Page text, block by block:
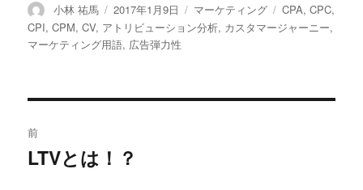
投
稿
者
小林 祐馬
投
稿
日:
2017年1月9日
カ
テ
マーケティング
タ
グ
CPA,CPC,
CPI,CPM,CV, アトリビューション分析, カスタマージャーニー,
マーケティング用語, 広告弾力性
稿
前
過
LTVとは！？